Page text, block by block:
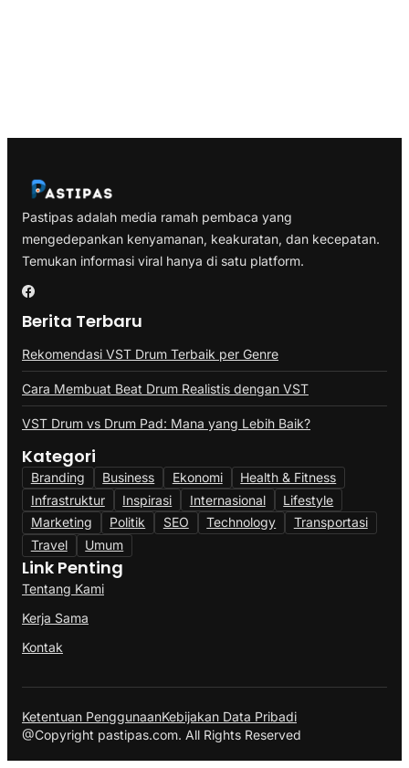
Pastipas adalah media ramah pembaca yang
mengedepankan kenyamanan, keakuratan, dan kecepatan.
Temukan informasi viral hanya di satu platform.
Berita Terbaru
Rekomendasi VST Drum Terbaik per Genre
Cara Membuat Beat Drum Realistis dengan VST
VST Drum vs Drum Pad: Mana yang Lebih Baik?
Kategori
Branding Business Ekonomi
Health & Fitness
Infrastruktur
Inspirasi Internasional
Lifestyle
Marketing
Politik SEO Technology
Transportasi
Travel
Umum
Link Penting
Tentang Kami
Kerja Sama
Kontak
Ketentuan PenggunaanKebijakan Data Pribadi
@Copyright pastipas.com. All Rights Reserved